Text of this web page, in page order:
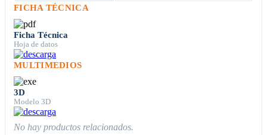
FICHA TÉCNICA
Ficha Técnica
Hoja de datos
MULTIMEDIOS
3D
Modelo 3D
No hay productos relacionados.